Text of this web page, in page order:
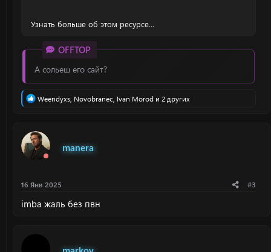
Узнать больше об этом ресурсе...
OFFTOP
А сольеш его сайт?
Р
ц
и
Weendyxs Novobranec Ivan Morod и 2 других
manera
16 Янв 2025 #3
imba жаль без пвн